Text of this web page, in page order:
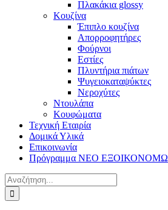
Πλακάκια glossy
Κουζίνα
Έπιπλο κουζίνα
Απορροφητήρες
Φούρνοι
Εστίες
Πλυντήρια πιάτων
Ψυγειοκαταψύκτες
Νεροχύτες
Ντουλάπα
Κουφώματα
Τεχνική Εταιρία
Δομικά Υλικά
Επικοινωνία
Πρόγραμμα ΝΕΟ ΕΞΟΙΚΟΝΟΜΩ
Αναζήτηση
για: